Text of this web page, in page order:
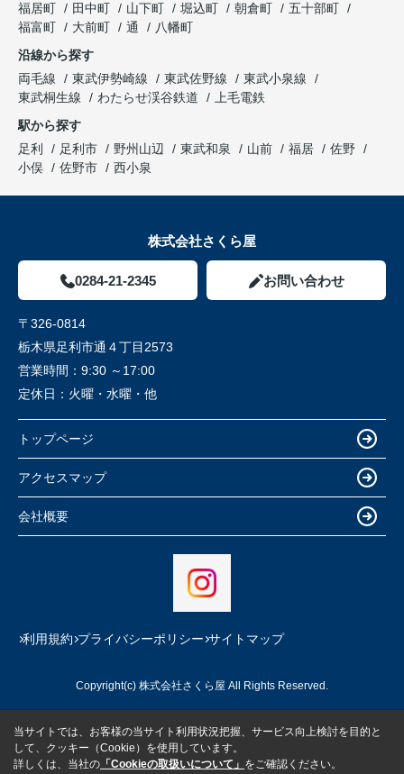
福居町
田中町 山下町 堀込町 朝倉町
五十部町
福富町
大前町 通
八幡町
沿線から探す
両毛線
東武伊勢崎線 東武佐野線
東武小泉線
東武桐生線
わたらせ渓谷鉄道
上毛電鉄
駅から探す
足利
足利市 野州山辺 東武和泉 山前 福居
佐野
小俣
佐野市 西小泉
株式会社さくら屋
0284-21-2345 お問い合わせ
〒326-0814
栃木県足利市通４丁目2573
営業時間： 9:30 ～17:00
定休日： 火曜・水曜・他
トップページ
アクセスマップ
会社概要
利用規約 プライバシーポリシー サイトマップ
Copyright(c) 株式会社さくら屋 All Rights Reserved.
当サイトでは、お客様の当サイト利用状況把握、サービス向上検討を目的と
して、クッキー（Cookie）を使用しています。
詳しくは、当社の 「Cookieの取扱いについて」 をご確認ください。